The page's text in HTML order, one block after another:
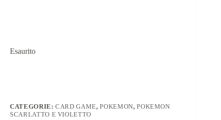
Esaurito
CATEGORIE:CARD GAME,POKEMON,POKEMON
SCARLATTO E VIOLETTO